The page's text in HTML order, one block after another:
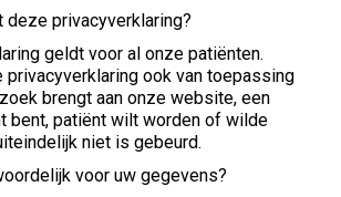
deze privacyverklaring?
geldt voor al onze patiënten.
privacyverklaring ook van toepassing
brengt aan onze website, een
bent, patiënt wilt worden of wilde
niet is gebeurd.
voor uw gegevens?